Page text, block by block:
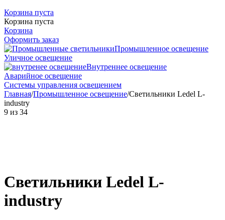
Корзина пуста
Корзина пуста
Корзина
Оформить заказ
Промышленное освещение
Уличное освещение
Внутреннее освещение
Аварийное освещение
Системы управления освещением
Главная/Промышленное освещение/Светильники Ledel L-
industry
9 из 34
Светильники Ledel L-
industry